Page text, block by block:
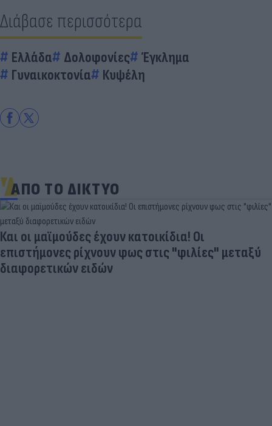
Διάβασε περισσότερα
Ελλάδα Δολοφονίες
Έγκλημα
Γυναικοκτονία
Κυψέλη
ΑΠΟ ΤΟ ΔΙΚΤΥΟ
Και οι μαϊμούδες έχουν κατοικίδια! Οι
επιστήμονες ρίχνουν φως στις "φιλίες" μεταξύ
διαφορετικών ειδών